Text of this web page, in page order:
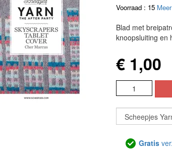
Voorraad : 15
Blad met
knoopsluiting en
€ 1,00
Gratis